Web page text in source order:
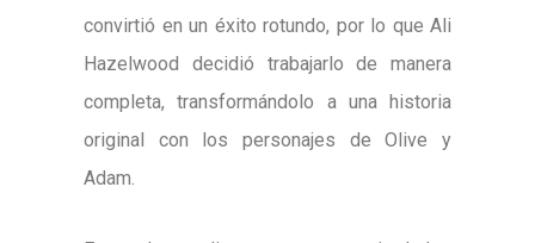
convirtió en un éxito rotundo, por lo que Ali
Hazelwood decidió trabajarlo de manera
completa, transformándolo a una historia
original con los personajes de Olive y
Adam.